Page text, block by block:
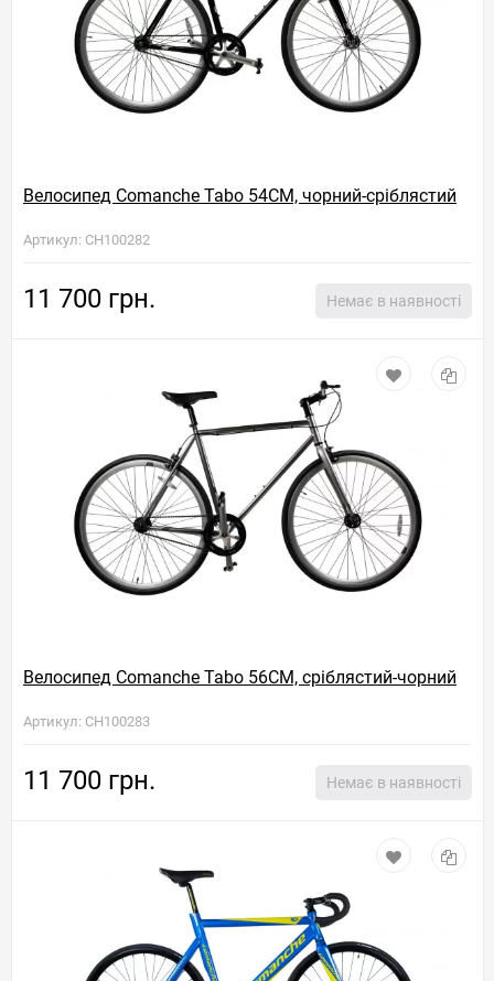
Велосипед Comanche Tabo 54CM, чорний-сріблястий
Артикул: CH100282
11 700 грн. Немає в наявності
Велосипед Comanche Tabo 56CM, сріблястий-чорний
Артикул: CH100283
11 700 грн. Немає в наявності